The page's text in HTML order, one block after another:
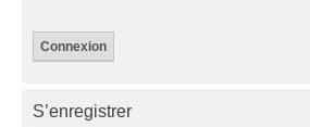
S’enregistrer